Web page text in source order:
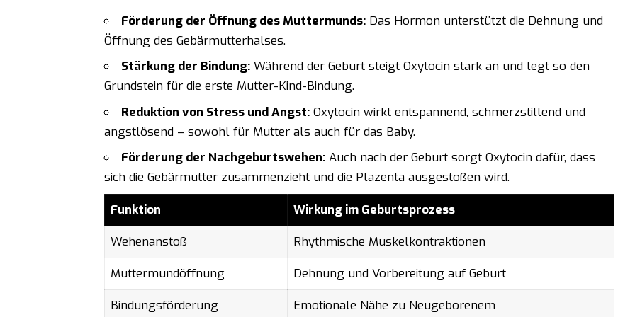
Förderung der Öffnung des Muttermunds:Das Hormon unterstützt die Dehnung und
Öffnung des Gebärmutterhalses.
Stärkung der Bindung:Während der Geburt steigt Oxytocin stark an und legt so den
Grundstein für die erste Mutter-Kind-Bindung.
Reduktion von Stress und Angst:Oxytocin wirkt entspannend, schmerzstillend und
angstlösend – sowohl für Mutter als auch für das Baby.
Förderung der Nachgeburtswehen:Auch nach der Geburt sorgt Oxytocin dafür, dass
sich die Gebärmutter zusammenzieht und die Plazenta ausgestoßen wird.
Funktion
Wirkung im Geburtsprozess
Wehenanstoß
Rhythmische Muskelkontraktionen
Muttermundöffnung
Dehnung und Vorbereitung auf Geburt
Bindungsförderung
Emotionale Nähe zu Neugeborenem